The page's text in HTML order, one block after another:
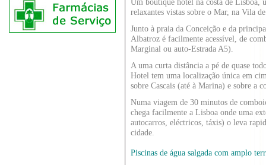
relaxantes vistas sobre o Mar, na Vila
Junto à praia da Conceição e da
Albatroz é facilmente acessível, de
Marginal ou auto-Estrada A5).
A uma curta distância a pé de quase
Hotel tem uma localização única em
sobre Cascais (até à Marina) e sobre a
Numa viagem de 30 minutos de
chega facilmente a Lisboa onde uma
autocarros, eléctricos, táxis) o leva
cidade.
Piscinas de água salgada com amplo